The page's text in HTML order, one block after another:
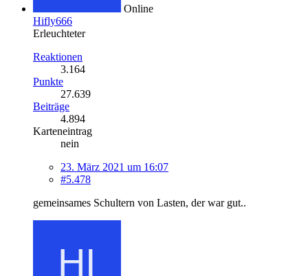
Online
Hifly666
Erleuchteter
Reaktionen
3.164
Punkte
27.639
Beiträge
4.894
Karteneintrag
nein
23. März 2021 um 16:07
#5.478
gemeinsames Schultern von Lasten, der war gut..